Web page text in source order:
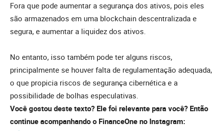
Fora que pode aumentar a segurança dos ativos, pois eles
são armazenados em uma blockchain descentralizada e
segura, e aumentar a liquidez dos ativos.
No entanto, isso também pode ter alguns riscos,
principalmente se houver falta de regulamentação adequada,
o que propicia riscos de segurança cibernética e a
possibilidade de bolhas especulativas.
Você gostou deste texto? Ele foi relevante para você? Então
continue acompanhando o FinanceOne no Instagram: